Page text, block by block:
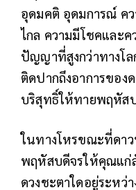
อุดมคติ อุดมการณ์ คว
ไกล ความมีโชคและ
ปัญญาที่สูงกว่าทางโ
ติดปากถึงอาการขอ
บริสุทธิ์ให้ทายพฤหัส
ในทางโหรขณะที่ดา
พฤหัสบดีจรให้คุณแก่
ดวงชะตาใดอยู่ระหว่